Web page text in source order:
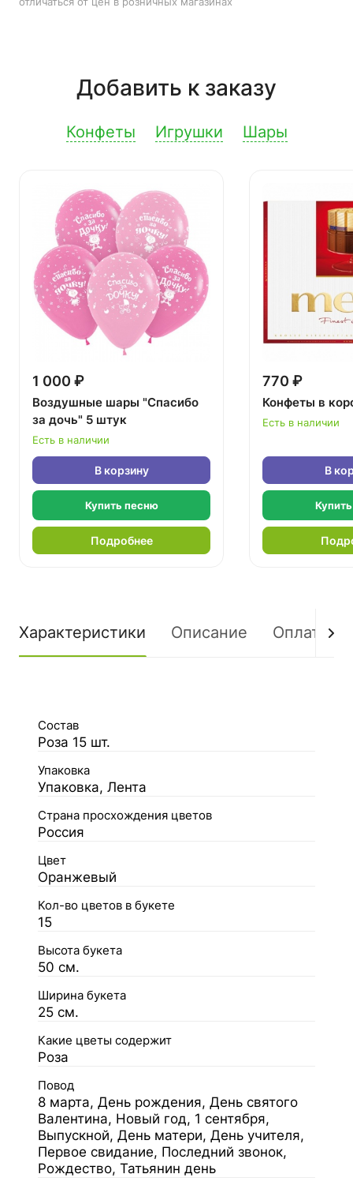
Добавить к заказу
Конфеты Игрушки Шары
1 000 ₽
Воздушные шары "Спасибо
за дочь" 5 штук
Есть в наличии
В корзину
Купить песню
Подробнее
770 ₽
Конфеты в
Есть в наличии
В
Характеристики Описание Оплата
Состав
Роза 15 шт.
Упаковка
Упаковка, Лента
Страна просхождения цветов
Россия
Цвет
Оранжевый
Кол-во цветов в букете
15
Высота букета
50 см.
Ширина букета
25 см.
Какие цветы содержит
Роза
Повод
8 марта, День рождения, День святого
Валентина, Новый год, 1 сентября,
Выпускной, День матери, День учителя,
Первое свидание, Последний звонок,
Рождество, Татьянин день